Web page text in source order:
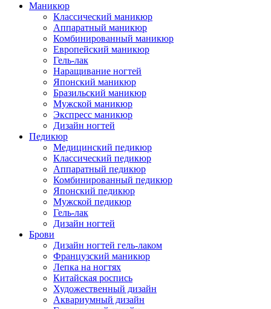
Маникюр
Классический маникюр
Аппаратный маникюр
Комбинированный маникюр
Европейский маникюр
Гель-лак
Наращивание ногтей
Японский маникюр
Бразильский маникюр
Мужской маникюр
Экспресс маникюр
Дизайн ногтей
Педикюр
Медицинский педикюр
Классический педикюр
Аппаратный педикюр
Комбинированный педикюр
Японский педикюр
Мужской педикюр
Гель-лак
Дизайн ногтей
Брови
Дизайн ногтей гель-лаком
Французский маникюр
Лепка на ногтях
Китайская роспись
Художественный дизайн
Аквариумный дизайн